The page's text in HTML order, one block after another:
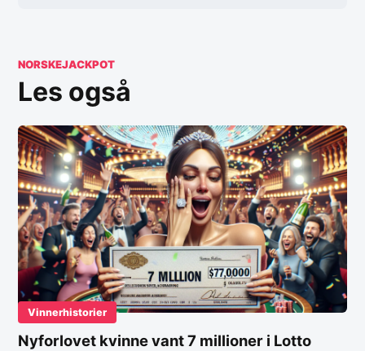
NORSKEJACKPOT
Les også
Vinnerhistorier
Nyforlovet kvinne vant 7 millioner i Lotto